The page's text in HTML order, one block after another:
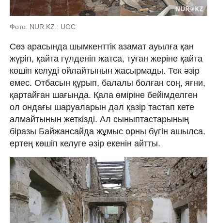
Фото: NUR.KZ.: UGC
Сөз арасында шымкенттік азамат ауылға қан
жүріп, қайта гүлденіп жатса, туған жеріне қайта
көшіп келуді ойлайтынын жасырмады. Тек әзір
емес. Отбасын құрып, балалы болған соң, яғни,
қартайған шағында. Қала өміріне бейімделген
ол ондағы шаруаларын дәл қазір тастап кете
алмайтынын жеткізді. Ал сыныптастарының
біразы Байжансайда жұмыс орны бүгін ашылса,
ертең көшіп келуге әзір екенін айтты.